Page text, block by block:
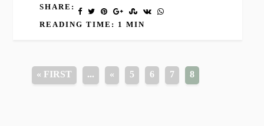
SHARE:
READING TIME: 1 MIN
« FIRST ... « 5 6 7 8